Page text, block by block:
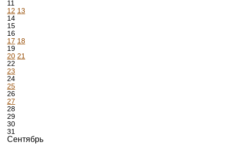
11
12 13
14
15
16
17 18
19
20 21
22
23
24
25
26
27
28
29
30
31
Сентябрь